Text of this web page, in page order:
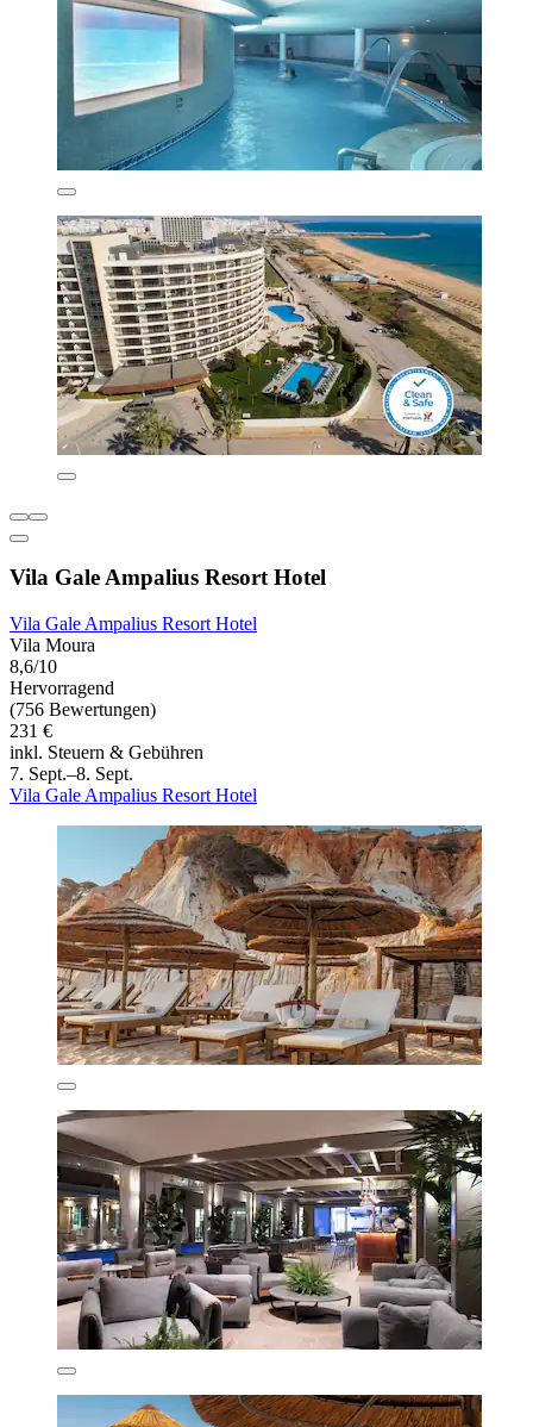
Vila Gale Ampalius Resort Hotel
Vila Gale Ampalius Resort Hotel
Vila Moura
8,6/10
Hervorragend
(756 Bewertungen)
231 €
inkl. Steuern & Gebühren
7. Sept.–8. Sept.
Vila Gale Ampalius Resort Hotel